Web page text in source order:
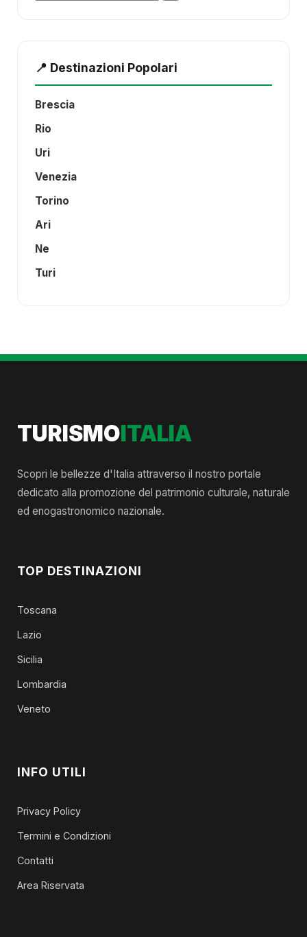
📍 Destinazioni Popolari
Brescia
Rio
Uri
Venezia
Torino
Ari
Ne
Turi
TURISMOITALIA
Scopri le bellezze d'Italia attraverso il nostro portale
dedicato alla promozione del patrimonio culturale, naturale
ed enogastronomico nazionale.
TOP DESTINAZIONI
Toscana
Lazio
Sicilia
Lombardia
Veneto
INFO UTILI
Privacy Policy
Termini e Condizioni
Contatti
Area Riservata